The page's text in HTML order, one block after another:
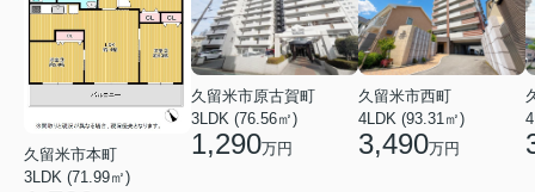
久留米市本町
3LDK (71.99㎡)
久留米市原古賀町
3LDK (76.56㎡)
1,290万円
久留米市西町
4LDK (93.31㎡)
3,490万円